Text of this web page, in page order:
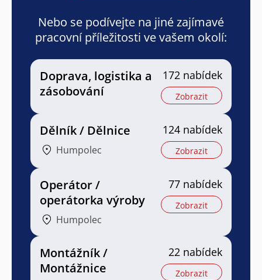
Nebo se podívejte na jiné zajímavé
pracovní příležitosti ve vašem okolí:
Doprava, logistika a
zásobování
172 nabídek
Zobrazit
Dělník / Dělnice
Humpolec
124 nabídek
Zobrazit
Operátor /
operátorka výroby
Humpolec
77 nabídek
Zobrazit
Montážník /
Montážnice
22 nabídek
Zobrazit